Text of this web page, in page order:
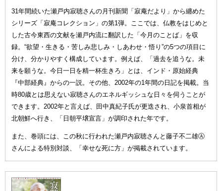
31年間続いた瀬戸内寂聴さんの月刊新聞「寂庵だより」から纏めた
シリーズ「寂庵コレクション」の第1弾。ここでは、仏教をはじめと
した古今東西の文献を瀬戸内流に翻訳した「今月のことば」を収
録。“欲望・生きる・苦しみ悲しみ・しあわせ・悟り”の5つの項目に
分け、分かりやすく構成しています。例えば、「過去を追うな。未
来を願うな。今日一日を精一杯生きろ」とは、インド・原始経典
『中部経典』からの一説。その他、2002年の1年間の日記を掲載。当
時80歳とは思えない寂聴さんのエネルギッシュな日々を伺うことが
できます。2002年と言えば、田中真紀子氏が更迭され、小泉首相が
北朝鮮へ行き、「日朝平壌宣言」が調印された年です。
また、巻頭には、この秋に行われた瀬戸内寂聴さんと藤子不二雄Ⓐ
さんによる特別対談、「幸せな死に方」が掲載されています。